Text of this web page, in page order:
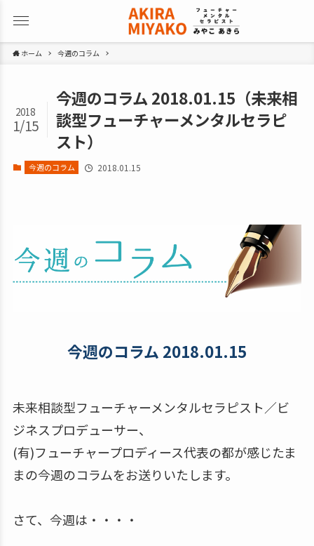
ホーム 今週のコラム
今週のコラム 2018.01.15（未来相
談型フューチャーメンタルセラピ
スト）
2018
1/15
今週のコラム 2018.01.15
今週のコラム 2018.01.15
未来相談型フューチャーメンタルセラピスト／ビ
ジネスプロデューサー、
(有)フューチャープロディース代表の都が感じたま
まの今週のコラムをお送りいたします。
さて、今週は・・・・